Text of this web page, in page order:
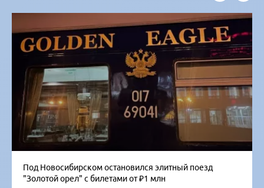
Под Новосибирском остановился элитный поезд
"Золотой орел" с билетами от ₽1 млн